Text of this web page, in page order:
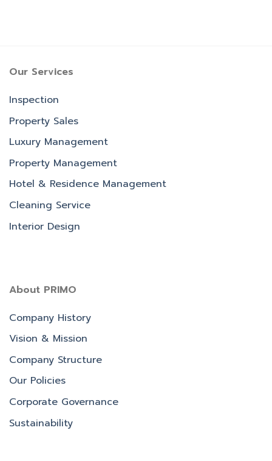
Our Services
Inspection
Property Sales
Luxury Management
Property Management
Hotel & Residence Management
Cleaning Service
Interior Design
About PRIMO
Company History
Vision & Mission
Company Structure
Our Policies
Corporate Governance
Sustainability